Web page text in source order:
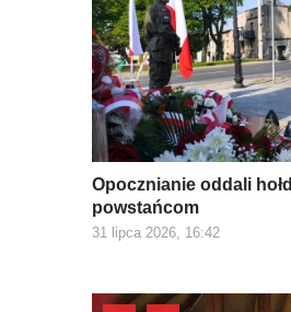
Opocznianie oddali hołd
powstańcom
31 lipca 2026, 16:42